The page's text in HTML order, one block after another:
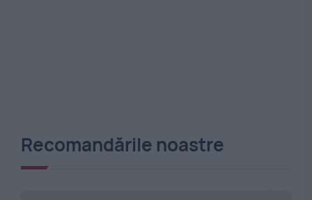
Recomandările noastre